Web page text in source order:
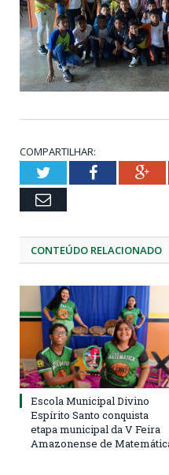
COMPARTILHAR:
TwitterFacebook
Email
CONTEÚDO RELACIONADO
Escola Municipal Divino
Espírito Santo conquista
etapa municipal da V Feira
Amazonense de